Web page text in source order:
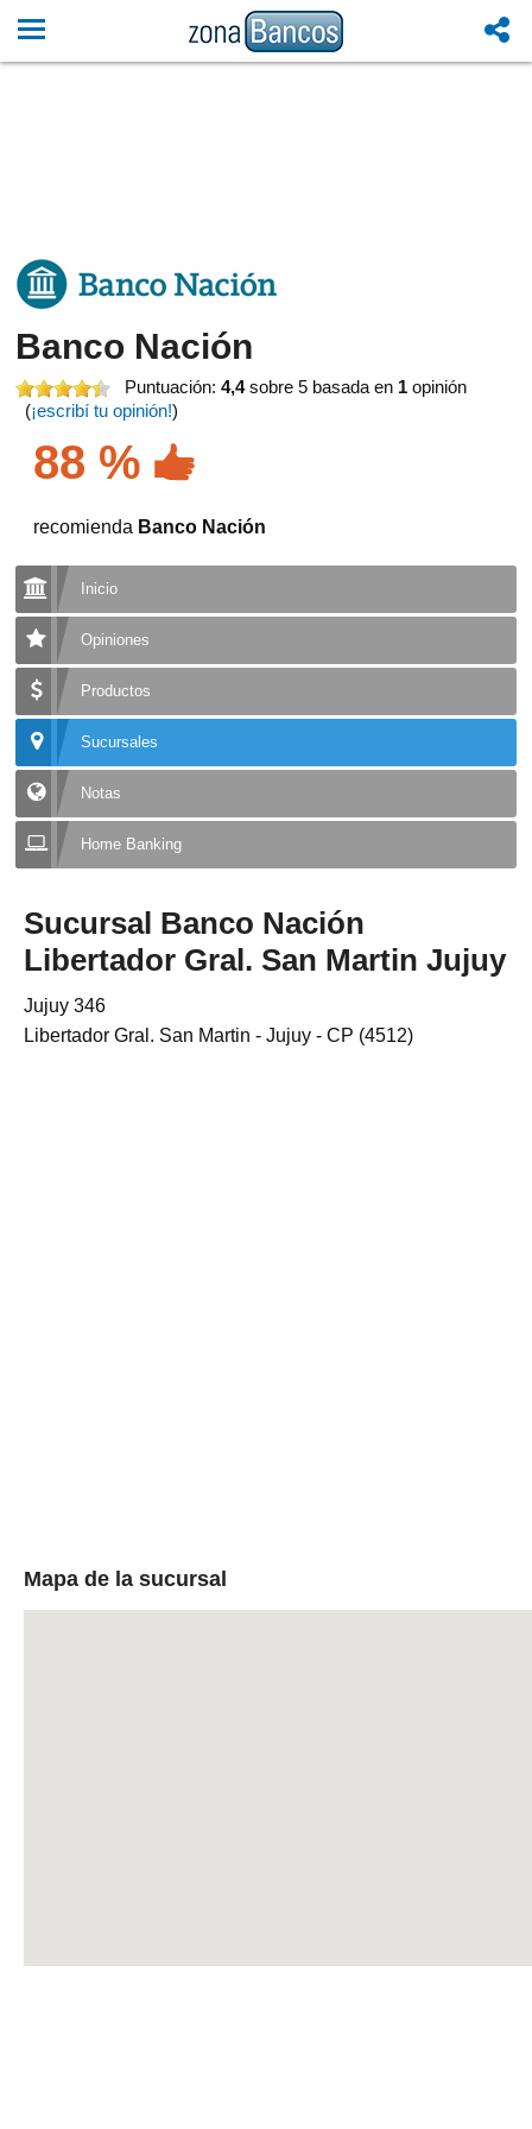
Banco Nación
Puntuación:4,4sobre 5 basada en 1 opinión
(¡escribí tu opinión!)
88 %
recomienda Banco Nación
Inicio
Opiniones
Productos
Sucursales
Notas
Home Banking
Sucursal Banco Nación
Libertador Gral. San Martin Jujuy
Jujuy 346
Libertador Gral. San Martin - Jujuy - CP (4512)
Mapa de la sucursal